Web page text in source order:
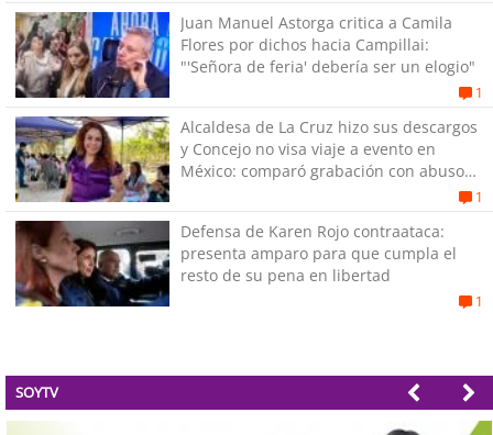
Juan Manuel Astorga critica a Camila
Flores por dichos hacia Campillai:
"'Señora de feria' debería ser un elogio"
1
Alcaldesa de La Cruz hizo sus descargos
y Concejo no visa viaje a evento en
México: comparó grabación con abuso
1
Defensa de Karen Rojo contraataca:
presenta amparo para que cumpla el
resto de su pena en libertad
1
SOYTV